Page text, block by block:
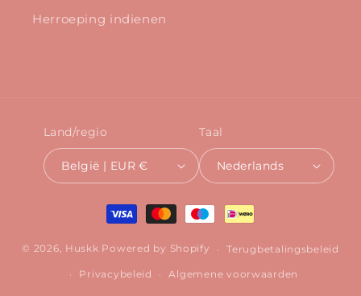
Herroeping indienen
Land/regio
België | EUR €
Taal
Nederlands
Betaalmethoden
© 2026, Huskk Powered by Shopify Terugbetalingsbeleid
Privacybeleid Algemene voorwaarden